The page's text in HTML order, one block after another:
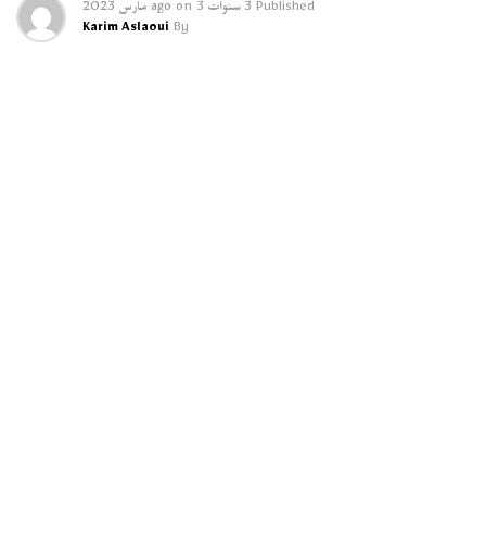
Published 3 سنوات ago on 3 مارس 2023
By
Karim Aslaoui